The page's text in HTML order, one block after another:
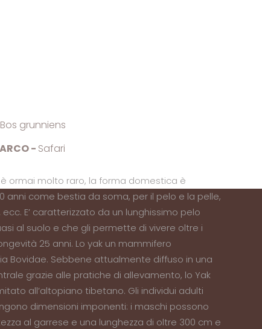
Bos grunniens
- Safari
ormai molto raro, la forma domestica è
anni come bestia da soma, per il pelo e la pelle,
E’ caratterizzato da un lunghissimo pelo
al suolo e che gli permette di vivere oltre i
25 anni. Lo yak un mammifero
Bovidae. Sebbene attualmente diffuso in una
grazie alle pratiche di allevamento, lo Yak
all’altopiano tibetano. Gli individui adulti
dimensioni imponenti: i maschi possono
al garrese e una lunghezza di oltre 300 cm e